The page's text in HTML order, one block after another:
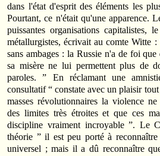
dans l'état d'esprit des éléments les
Pourtant, ce n'était qu'une apparence.
puissantes organisations capitalistes,
métallurgistes, écrivait au comte Witte
sans ambages : la Russie n'a de foi
sa misère ne lui permettent plus de
paroles. ” En réclamant une
consultatif “ constate avec un plaisir
masses révolutionnaires la violence
des limites très étroites et que ces
discipline vraiment incroyable ”. Le
théorie ” il est peu porté à
universel ; mais il a dû reconnaître